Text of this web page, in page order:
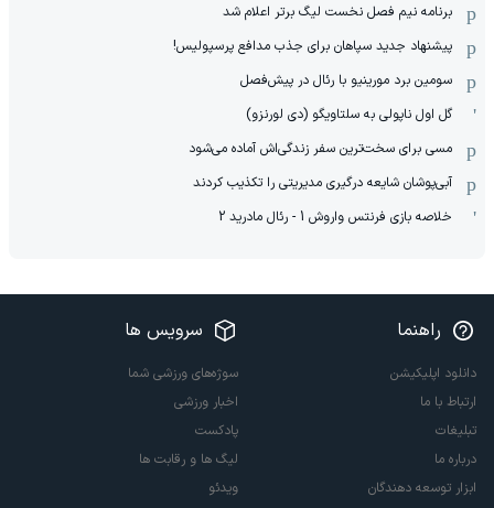
برنامه نیم فصل نخست لیگ برتر اعلام شد
پیشنهاد جدید سپاهان برای جذب مدافع پرسپولیس!
سومین برد مورینیو با رئال در پیش‌فصل
گل اول ناپولی به سلتاویگو (دی لورنزو)
مسی برای سخت‌ترین سفر زندگی‌اش آماده می‌شود
آبی‌پوشان شایعه درگیری مدیریتی را تکذیب کردند
خلاصه بازی فرنتس واروش 1 - رئال مادرید 2
راهنما
دانلود اپلیکیشن
ارتباط با ما
تبلیغات
درباره ما
ابزار توسعه دهندگان
سرویس ها
سوژه‌های ورزشی شما
اخبار ورزشی
پادکست
لیگ ها و رقابت ها
ویدئو